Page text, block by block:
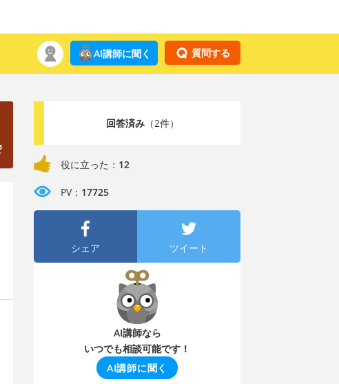
質問する
AI講師に聞く
回答済み（2件）
役に立った： 12
PV： 17725
シェア ツイート
AI講師なら
いつでも相談可能です！
AI講師に聞く